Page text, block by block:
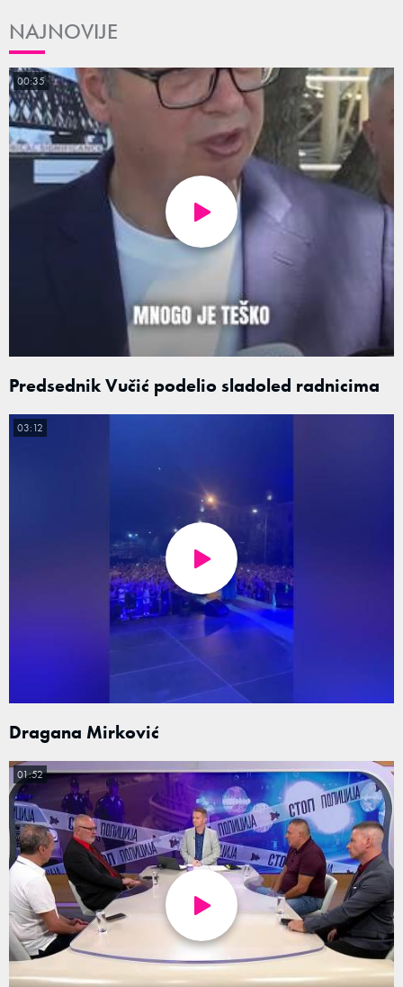
NAJNOVIJE
Predsednik Vučić podelio sladoled radnicima
00:35
Dragana Mirković
03:12
01:52